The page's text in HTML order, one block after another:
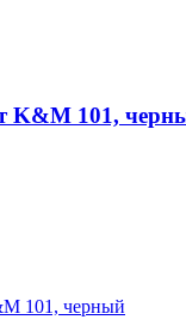
K&M 101,
101, черный